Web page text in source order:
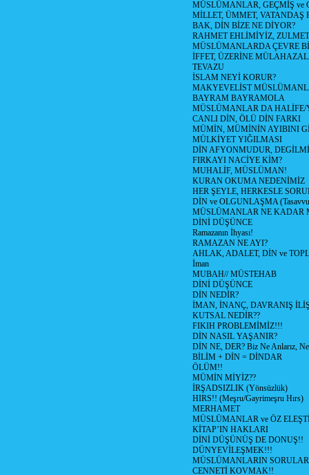
MÜSLÜMANLAR, GEÇMİŞ ve
MİLLET, ÜMMET, VATANDAŞ
BAK, DİN BİZE NE DİYOR?
RAHMET EHLİMİYİZ,
MÜSLÜMANLARDA ÇEVRE
İFFET, ÜZERİNE
TEVAZU
İSLAM NEYİ KORUR?
MAKYEVELİST
BAYRAM BAYRAMOLA
MÜSLÜMANLAR DA HALİFE/
CANLI DİN, ÖLÜ DİN FARKI
MÜMİN, MÜMİNİN AYIBINI
MÜLKİYET YIĞILMASI
DİN AFYONMUDUR,
FIRKAYI NACİYE KİM?
MUHALİF, MÜSLÜMAN!
KURAN OKUMA NEDENİMİZ
HER ŞEYLE, HERKESLE
DİN ve OLGUNLAŞMA
MÜSLÜMANLAR NE KADAR
DİNİ DÜŞÜNCE
Ramazanın İhyası!
RAMAZAN NE AYI?
AHLAK, ADALET, DİN ve
İman
MUBAH// MÜSTEHAB
DİNİ DÜŞÜNCE
DİN NEDİR?
İMAN, İNANÇ, DAVRANIŞ
KUTSAL NEDİR??
FIKIH PROBLEMİMİZ!!!
DİN NASIL YAŞANIR?
DİN NE, DER? Biz Ne Anlarız, Ne
BİLİM + DİN = DİNDAR
ÖLÜM!!
MÜMİN MİYİZ??
İRŞADSIZLIK (Yönsüzlük)
HIRS!! (Meşru/Gayrimeşru Hırs)
MERHAMET
MÜSLÜMANLAR ve ÖZ
KİTAP’IN HAKLARI
DİNİ DÜŞÜNÜŞ DE DONUŞ!!
DÜNYEVİLEŞMEK!!!
MÜSLÜMANLARIN
CENNETİ KOVMAK!!